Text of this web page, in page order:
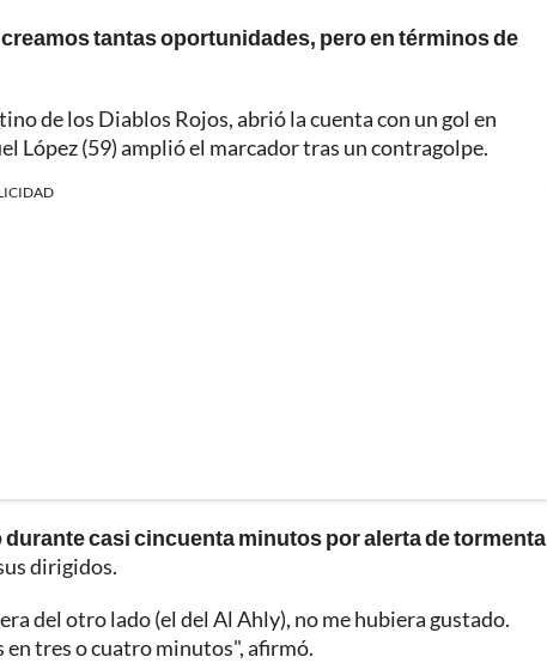
creamos tantas oportunidades, pero en términos de
de los Diablos Rojos, abrió la cuenta con un gol en
López (59) amplió el marcador tras un contragolpe.
casi cincuenta minutos por alerta de tormenta
dirigidos.
del otro lado (el del Al Ahly), no me hubiera gustado.
tres o cuatro minutos", afirmó.